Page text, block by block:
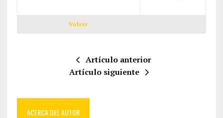
Volver
Artículo anterior
Artículo siguiente
ACERCA DEL AUTOR